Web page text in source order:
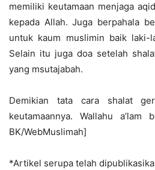
memiliki keutamaan menjaga
kepada Allah. Juga berpahala
untuk kaum muslimin baik laki-
Selain itu juga doa setelah
yang msutajabah.
Demikian tata cara shalat
keutamaannya. Wallahu a’lam
BK/WebMuslimah]
*Artikel serupa telah